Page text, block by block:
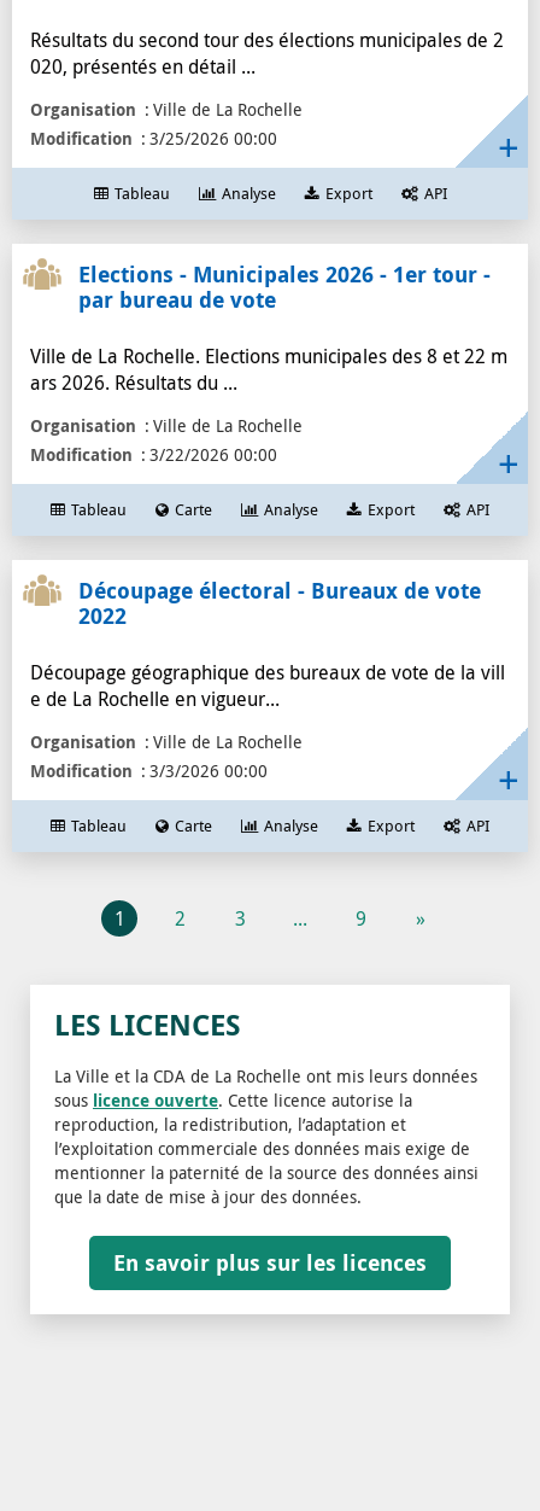
Résultats du second tour des élections municipales de 2
020, présentés en détail ...
Organisation
Ville de La Rochelle
Modification
3/25/2026 00:00
Tableau Analyse Export API
Elections - Municipales 2026 - 1er tour -
par bureau de vote
Ville de La Rochelle. Elections municipales des 8 et 22 m
ars 2026. Résultats du ...
Organisation
Ville de La Rochelle
Modification
3/22/2026 00:00
Tableau Carte Analyse Export API
Découpage électoral - Bureaux de vote
2022
Découpage géographique des bureaux de vote de la vill
e de La Rochelle en vigueur...
Organisation
Ville de La Rochelle
Modification
3/3/2026 00:00
Tableau Carte Analyse Export API
1 2 3 ... 9 »
LES LICENCES
La Ville et la CDA de La Rochelle ont mis leurs données
sous licence ouverte. Cette licence autorise la
reproduction, la redistribution, l’adaptation et
l’exploitation commerciale des données mais exige de
mentionner la paternité de la source des données ainsi
que la date de mise à jour des données.
En savoir plus sur les licences